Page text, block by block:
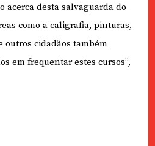
acerca desta salvaguarda do
como a caligrafia, pinturas,
outros cidadãos também
em frequentar estes cursos”,